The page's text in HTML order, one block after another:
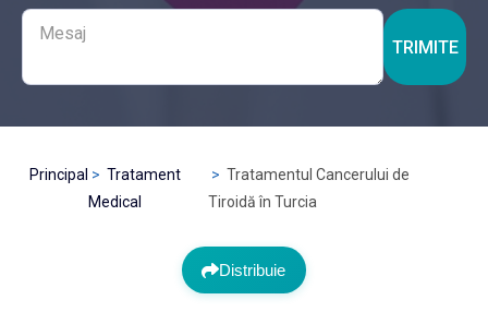
TRIMITE
Principal
Tratament
Medical
Tratamentul Cancerului de
Tiroidă în Turcia
Distribuie